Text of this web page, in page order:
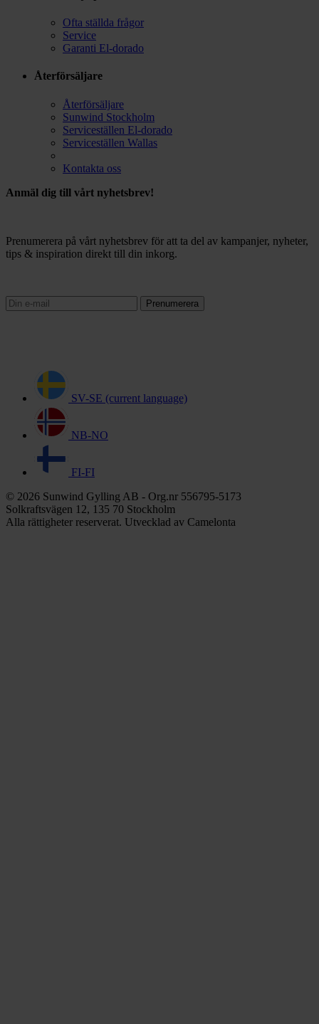
Ofta ställda frågor
Service
Garanti El-dorado
Återförsäljare
Återförsäljare
Sunwind Stockholm
Serviceställen El-dorado
Serviceställen Wallas
Kontakta oss
Anmäl dig till vårt nyhetsbrev!
Prenumerera på vårt nyhetsbrev för att ta del av kampanjer, nyheter,
tips & inspiration direkt till din inkorg.
Prenumerera
SV-SE (current language)
NB-NO
FI-FI
© 2026 Sunwind Gylling AB - Org.nr 556795-5173
Solkraftsvägen 12, 135 70 Stockholm
Alla rättigheter reserverat. Utvecklad av Camelonta